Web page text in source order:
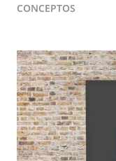
CONCEPTOS